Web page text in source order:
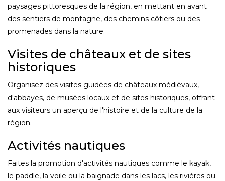
paysages pittoresques de la région, en mettant en avant
des sentiers de montagne, des chemins côtiers ou des
promenades dans la nature.
Visites de châteaux et de sites
historiques
Organisez des visites guidées de châteaux médiévaux,
d'abbayes, de musées locaux et de sites historiques, offrant
aux visiteurs un aperçu de l'histoire et de la culture de la
région.
Activités nautiques
Faites la promotion d'activités nautiques comme le kayak,
le paddle, la voile ou la baignade dans les lacs, les rivières ou